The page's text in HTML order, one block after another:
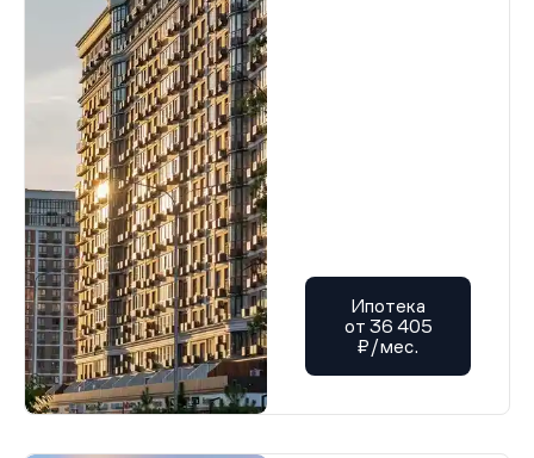
Ипотека
от 36 405
₽/мес.